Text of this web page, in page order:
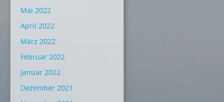
Mai 2022
April 2022
März 2022
Februar 2022
Januar 2022
Dezember 2021